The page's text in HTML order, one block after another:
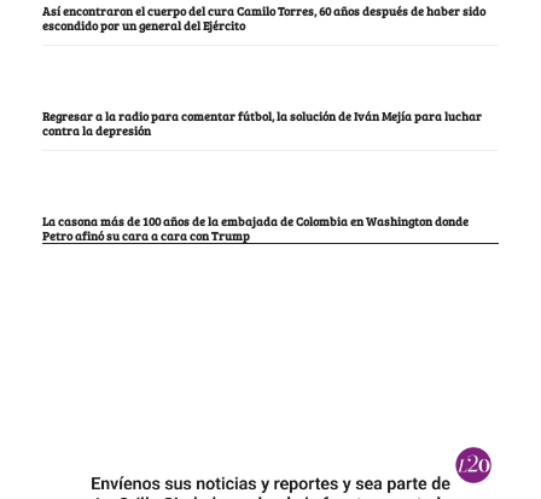
Así encontraron el cuerpo del cura Camilo Torres, 60 años después de haber sido
escondido por un general del Ejército
Regresar a la radio para comentar fútbol, la solución de Iván Mejía para luchar
contra la depresión
La casona más de 100 años de la embajada de Colombia en Washington donde
Petro afinó su cara a cara con Trump